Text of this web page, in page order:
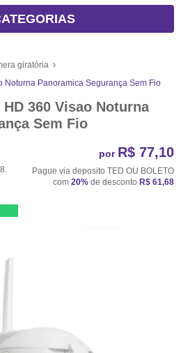
giratória
Noturna Panoramica Segurança Sem Fio
360 Visao Noturna
Sem Fio
por R$ 77,10
Pague via deposito TED OU BOLETO
com 20% de desconto R$ 61,68